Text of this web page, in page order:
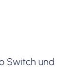
Switch und